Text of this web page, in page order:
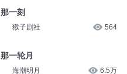
那一刻
猴子剧社 564
那一轮月
海潮明月 6.5万